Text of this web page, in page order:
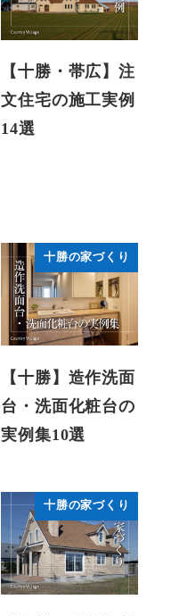
【十勝・帯広】注
文住宅の施工実例
14選
十勝の家づくり
【十勝】造作洗面
台・洗面化粧台の
実例集10選
十勝の家づくり